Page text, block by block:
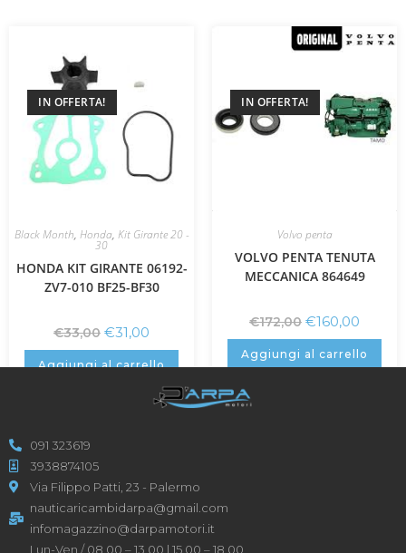
IN OFFERTA!
Black Month, Honda, Kit Girante 20 -
30
HONDA KIT GIRANTE 06192-
ZV7-010 BF25-BF30
€33,00 €31,00
Aggiungi al carrello
IN OFFERTA!
Volvo penta
VOLVO PENTA TENUTA
MECCANICA 864649
€172,00 €160,00
Aggiungi al carrello
091 323619
3938874105
Via Filippo Patti, 23 - Palermo
nauticaricambidarpa@gmail.com
infomagazzino@darpamotori.it
Lun-Ven / 08.00 – 13.00 | 15.00 – 18.00